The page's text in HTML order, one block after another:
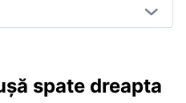
spate dreapta